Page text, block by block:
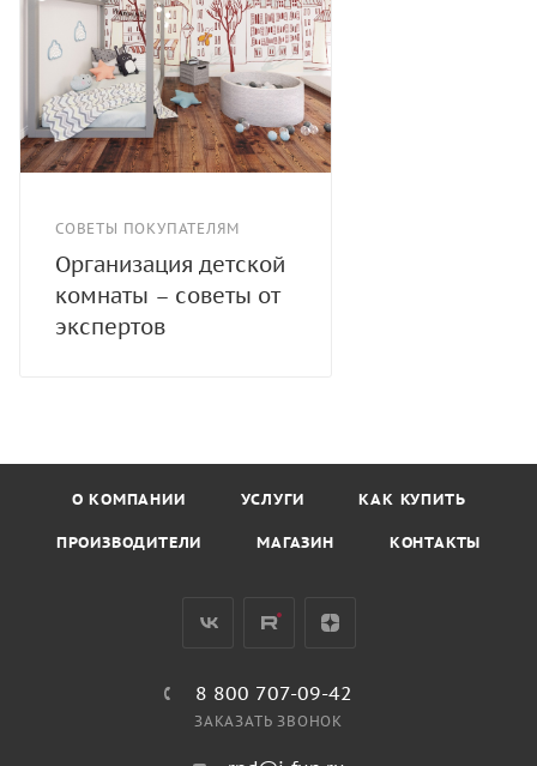
СОВЕТЫ ПОКУПАТЕЛЯМ
Организация детской
комнаты – советы от
экспертов
О КОМПАНИИ УСЛУГИ КАК КУПИТЬ
ПРОИЗВОДИТЕЛИ МАГАЗИН КОНТАКТЫ
8 800 707-09-42
ЗАКАЗАТЬ ЗВОНОК